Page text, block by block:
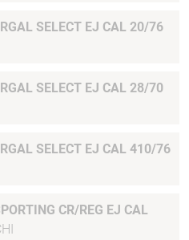
SELECT EJ CAL 20/76
SELECT EJ CAL 28/70
SELECT EJ CAL 410/76
CR/REG EJ CAL